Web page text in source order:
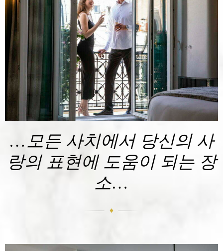
…모든 사치에서 당신의 사
랑의 표현에 도움이 되는 장
소…